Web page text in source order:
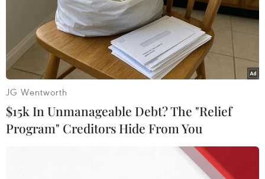
lý thì đó được xem như "lương mẫu." Trên cơ sở
đó người lao động có thông tin để biết rằng mức
lương hiện nay người chủ đang trả cho người ta
đã thực sự hợp lý hay chưa, đúng với thị trường
lao động ở khu vực đó hay chưa?
Tôi nghĩ những việc này bây giờ chúng ta chưa
làm nhưng sắp tới Nhà nước và tổ chức đại diện
cho người lao động phải cố gắng làm, làm như
thế để người lao động mới có cơ sở hoặc là
người đại diện cho người lao động ngay tại từng
JG Wentworth
$15k In Unmanageable Debt? The "Relief
Program" Creditors Hide From You